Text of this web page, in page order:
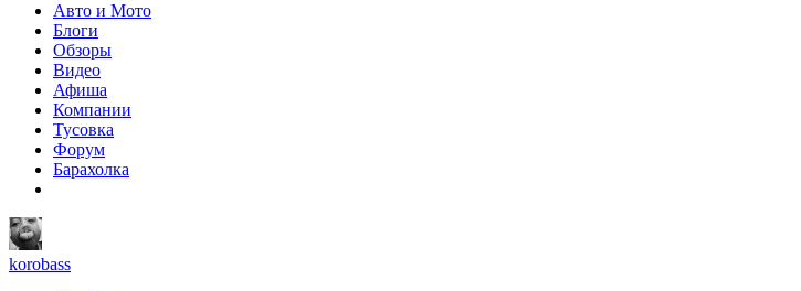
Авто и Мото
Блоги
Обзоры
Видео
Афиша
Компании
Тусовка
Форум
Барахолка
korobass